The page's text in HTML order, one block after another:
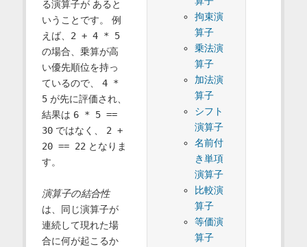
拘束演
算子
乗法演
算子
加法演
算子
シフト
演算子
名前付
き単項
演算子
比較演
算子
等価演
算子
る演算子が あると
いうことです。 例
えば、 2 + 4 * 5
の場合、乗算が高
い優先順位を持っ
ているので、 4 *
5が先に評価され、
結果は 6 * 5 ==
30ではなく、 2 +
20 == 22 となりま
す。
演算子の結合性
は、同じ演算子が
連続して現れた場
合に何が起こるか